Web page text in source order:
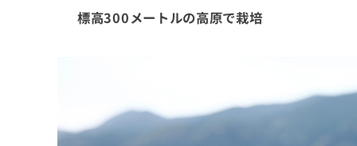
標高300メートルの高原で栽培